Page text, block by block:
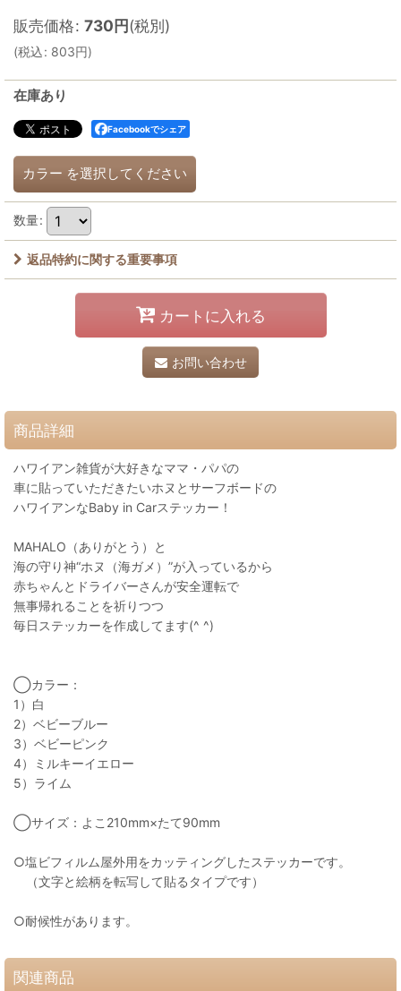
販売価格: 730円(税別)
(税込: 803円)
在庫あり
Facebookでシェア
カラー を選択してください
数量:
返品特約に関する重要事項
カートに入れる
お問い合わせ
商品詳細
ハワイアン雑貨が大好きなママ・パパの
車に貼っていただきたいホヌとサーフボードの
ハワイアンなBaby in Carステッカー！
MAHALO（ありがとう）と
海の守り神“ホヌ（海ガメ）”が入っているから
赤ちゃんとドライバーさんが安全運転で
無事帰れることを祈りつつ
毎日ステッカーを作成してます(^ ^)
◯カラー：
1）白
2）ベビーブルー
3）ベビーピンク
4）ミルキーイエロー
5）ライム
◯サイズ：よこ210mm×たて90mm
○塩ビフィルム屋外用をカッティングしたステッカーです。
（文字と絵柄を転写して貼るタイプです）
○耐候性があります。
関連商品